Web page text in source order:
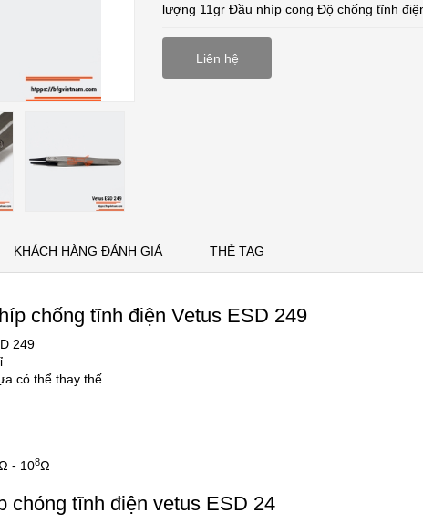
lượng 11gr Đầu nhíp cong Độ chống tĩnh
Liên hệ
KHÁCH HÀNG ĐÁNH GIÁ THẺ TAG
chống tĩnh điện Vetus ESD 249
249
có thể thay thế
Ω - 108Ω
chóng tĩnh điện vetus ESD 24